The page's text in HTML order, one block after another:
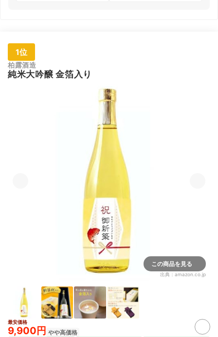
1位
柏露酒造
純米大吟醸 金箔入り
この商品を見る
出典： amazon.co.jp
最安価格
9,900円 やや高価格